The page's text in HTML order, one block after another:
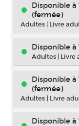
Disponible à
(fermée)
Adultes | Livre
Disponible à
Adultes | Livre
Disponible à
(fermée)
Adultes | Livre
Disponible à